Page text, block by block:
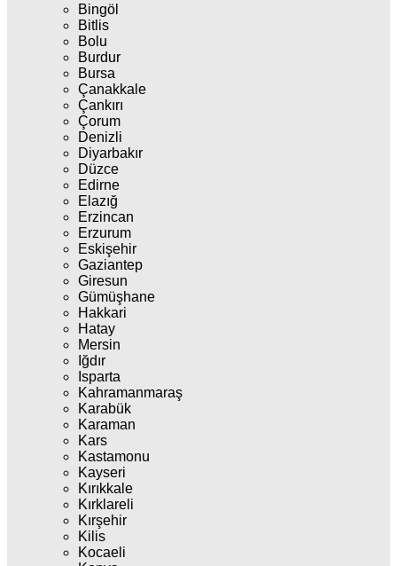
Bingöl
Bitlis
Bolu
Burdur
Bursa
Çanakkale
Çankırı
Çorum
Denizli
Diyarbakır
Düzce
Edirne
Elazığ
Erzincan
Erzurum
Eskişehir
Gaziantep
Giresun
Gümüşhane
Hakkari
Hatay
Mersin
Iğdır
Isparta
Kahramanmaraş
Karabük
Karaman
Kars
Kastamonu
Kayseri
Kırıkkale
Kırklareli
Kırşehir
Kilis
Kocaeli